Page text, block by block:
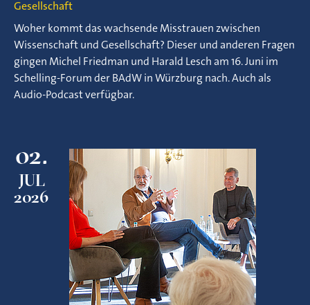
Gesellschaft
Woher kommt das wachsende Misstrauen zwischen
Wissenschaft und Gesellschaft? Dieser und anderen Fragen
gingen Michel Friedman und Harald Lesch am 16. Juni im
Schelling-Forum der BAdW in Würzburg nach. Auch als
Audio-Podcast verfügbar.
02.
JUL
2026